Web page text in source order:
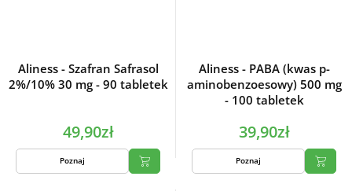
Aliness - Szafran Safrasol
2%/10% 30 mg - 90 tabletek
49,90zł
Poznaj
Aliness - PABA (kwas p-
aminobenzoesowy) 500 mg
- 100 tabletek
39,90zł
Poznaj